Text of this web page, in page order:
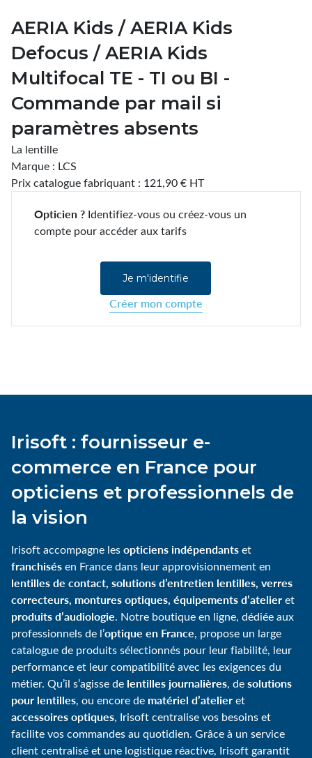
AERIA Kids / AERIA Kids
Defocus / AERIA Kids
Multifocal TE - TI ou BI -
Commande par mail si
paramètres absents
La lentille
Marque : LCS
Prix catalogue fabriquant : 121,90 € HT
Opticien ? Identifiez-vous ou créez-vous un
compte pour accéder aux tarifs
Je m'identifie
Créer mon compte
Irisoft : fournisseur e-
commerce en France pour
opticiens et professionnels de
la vision
Irisoft accompagne lesopticiens indépendantset
franchisésen France dans leur approvisionnement en
lentilles de contact, solutions d’entretien lentilles, verres
correcteurs, montures optiques, équipements d’atelieret
produits d’audiologie. Notre boutique en ligne, dédiée aux
professionnels de l’optique en France, propose un large
catalogue de produits sélectionnés pour leur fiabilité, leur
performance et leur compatibilité avec les exigences du
métier. Qu’il s’agisse de lentilles journalières, desolutions
pour lentilles, ou encore de matériel d’atelieret
accessoires optiques, Irisoft centralise vos besoins et
facilite vos commandes au quotidien. Grâce à un service
client centralisé et une logistique réactive, Irisoft garantit